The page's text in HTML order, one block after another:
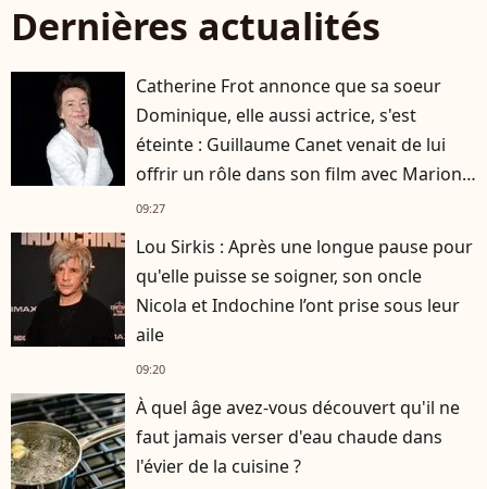
Dernières actualités
Catherine Frot annonce que sa soeur
Dominique, elle aussi actrice, s'est
éteinte : Guillaume Canet venait de lui
offrir un rôle dans son film avec Marion
Cotillard
09:27
Lou Sirkis : Après une longue pause pour
qu'elle puisse se soigner, son oncle
Nicola et Indochine l’ont prise sous leur
aile
09:20
À quel âge avez-vous découvert qu'il ne
faut jamais verser d'eau chaude dans
l'évier de la cuisine ?